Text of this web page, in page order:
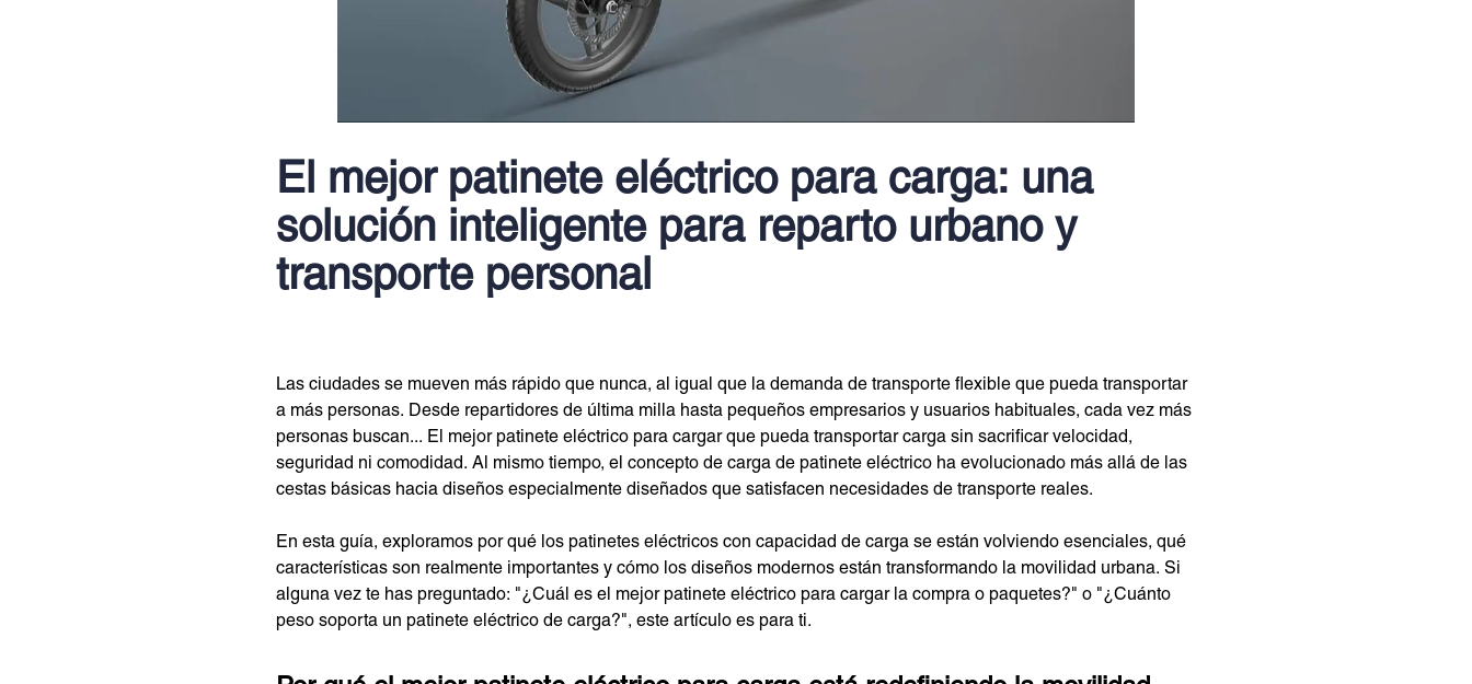
El mejor patinete eléctrico para carga: una
solución inteligente para reparto urbano y
transporte personal
Las ciudades se mueven más rápido que nunca, al igual que la demanda de transporte flexible que pueda transportar
a más personas. Desde repartidores de última milla hasta pequeños empresarios y usuarios habituales, cada vez más
personas buscan... El mejor patinete eléctrico para cargar que pueda transportar carga sin sacrificar velocidad,
seguridad ni comodidad. Al mismo tiempo, el concepto de carga de patinete eléctrico ha evolucionado más allá de las
cestas básicas hacia diseños especialmente diseñados que satisfacen necesidades de transporte reales.
En esta guía, exploramos por qué los patinetes eléctricos con capacidad de carga se están volviendo esenciales, qué
características son realmente importantes y cómo los diseños modernos están transformando la movilidad urbana. Si
alguna vez te has preguntado: "¿Cuál es el mejor patinete eléctrico para cargar la compra o paquetes?" o "¿Cuánto
peso soporta un patinete eléctrico de carga?", este artículo es para ti.